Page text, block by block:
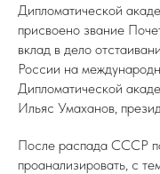
Дипломатической
присвоено звание
вклад в дело
России на
Дипломатической
Ильяс Умаханов,
После распада СССР
проанализировать, с